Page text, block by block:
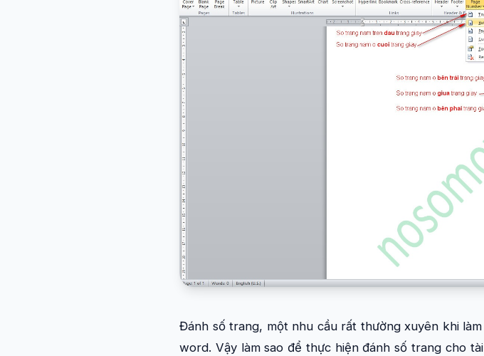
Đánh số trang, một nhu cầu rất thường xuyên khi
word. Vậy làm sao để thực hiện đánh số trang cho